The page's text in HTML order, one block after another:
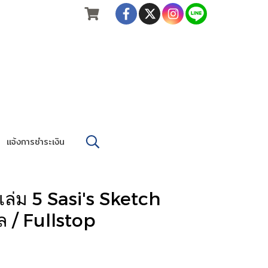
แจ้งการชำระเงิน
ม 5 Sasi's Sketch
/ Fullstop